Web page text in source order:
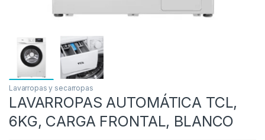
Lavarropas y secarropas
LAVARROPAS AUTOMÁTICA TCL,
6KG, CARGA FRONTAL, BLANCO